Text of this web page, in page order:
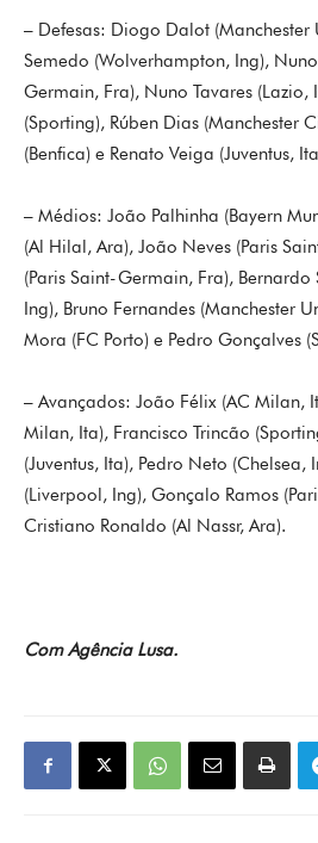
– Defesas: Diogo Dalot (Manchester
Semedo (Wolverhampton, Ing),
Germain, Fra), Nuno Tavares
(Sporting), Rúben Dias (Manchester
(Benfica) e Renato Veiga (Juventus,
– Médios: João Palhinha (Bayern
(Al Hilal, Ara), João Neves (Paris
(Paris Saint-Germain, Fra), Bernardo
Ing), Bruno Fernandes (Manchester
Mora (FC Porto) e Pedro Gonçalves
– Avançados: João Félix (AC Milan,
Milan, Ita), Francisco Trincão
(Juventus, Ita), Pedro Neto (Chelsea,
(Liverpool, Ing), Gonçalo Ramos
Cristiano Ronaldo (Al Nassr, Ara).
Com Agência Lusa.